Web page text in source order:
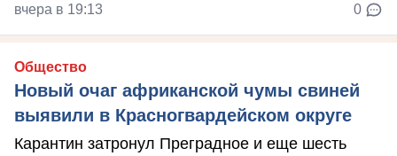
вчера в 19:13 0
Общество
Новый очаг африканской чумы свиней
выявили в Красногвардейском округе
Карантин затронул Преградное и еще шесть